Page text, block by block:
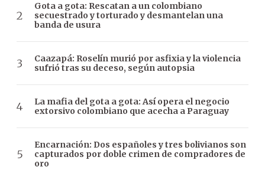
Gota a gota: Rescatan a un colombiano
secuestrado y torturado y desmantelan una
banda de usura
Caazapá: Roselín murió por asfixia y la violencia
sufrió tras su deceso, según autopsia
La mafia del gota a gota: Así opera el negocio
extorsivo colombiano que acecha a Paraguay
Encarnación: Dos españoles y tres bolivianos son
capturados por doble crimen de compradores de
oro